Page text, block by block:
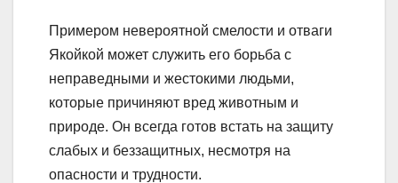
Примером невероятной смелости и отваги
Якойкой может служить его борьба с
неправедными и жестокими людьми,
которые причиняют вред животным и
природе. Он всегда готов встать на защиту
слабых и беззащитных, несмотря на
опасности и трудности.